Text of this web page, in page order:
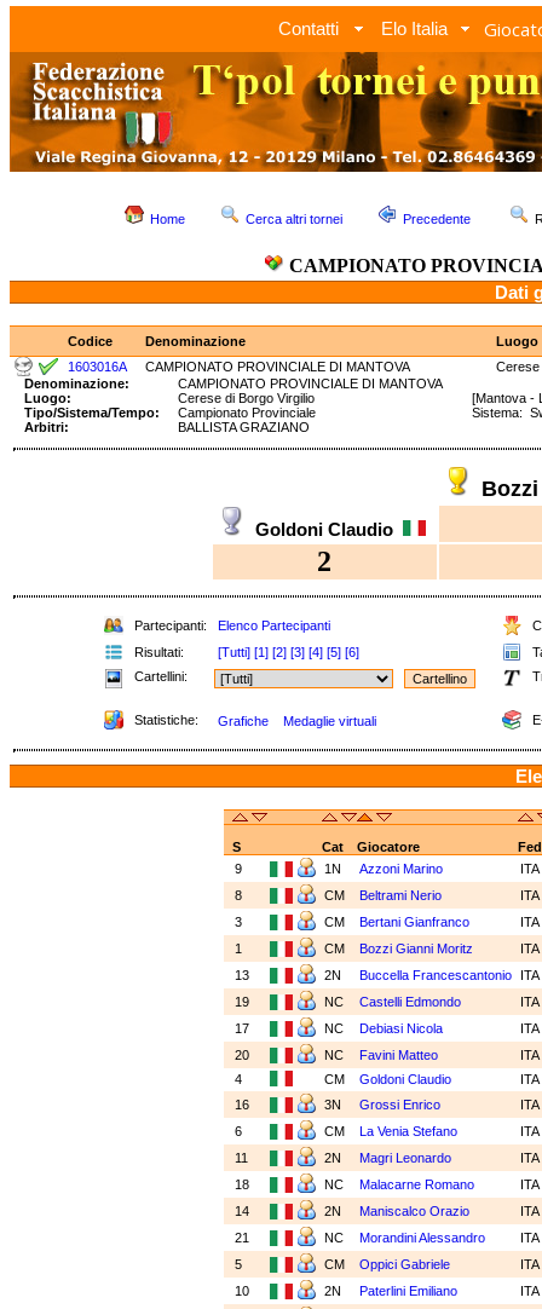
Contatti Elo Italia
Home Cerca altri tornei Precedente
CAMPIONATO
Dati
Codice Denominazione
Luogo
1603016A
CAMPIONATO PROVINCIALE DI MANTOVA
Cerese
Denominazione:
CAMPIONATO PROVINCIALE DI MANTOVA
Luogo:
Cerese di Borgo Virgilio
[Mantova -
Tipo/Sistema/Tempo:
Campionato Provinciale
Sistema:
Arbitri:
BALLISTA GRAZIANO
Goldoni Claudio
2
Partecipanti: Elenco Partecipanti
Risultati:
[Tutti] [1] [2] [3] [4] [5] [6]
Cartellini:
Statistiche: Grafiche Medaglie virtuali
S Cat Giocatore
Fed
9
1N Azzoni Marino
ITA
8
CM Beltrami Nerio
ITA
3
CM Bertani Gianfranco
ITA
1
CM Bozzi Gianni Moritz
ITA
13
2N Buccella Francescantonio
ITA
19
NC Castelli Edmondo
ITA
17
NC Debiasi Nicola
ITA
20
NC Favini Matteo
ITA
4
CM Goldoni Claudio
ITA
16
3N Grossi Enrico
ITA
6
CM La Venia Stefano
ITA
11
2N Magri Leonardo
ITA
18
NC Malacarne Romano
ITA
14
2N Maniscalco Orazio
ITA
21
NC Morandini Alessandro
ITA
5
CM Oppici Gabriele
ITA
10
2N Paterlini Emiliano
ITA